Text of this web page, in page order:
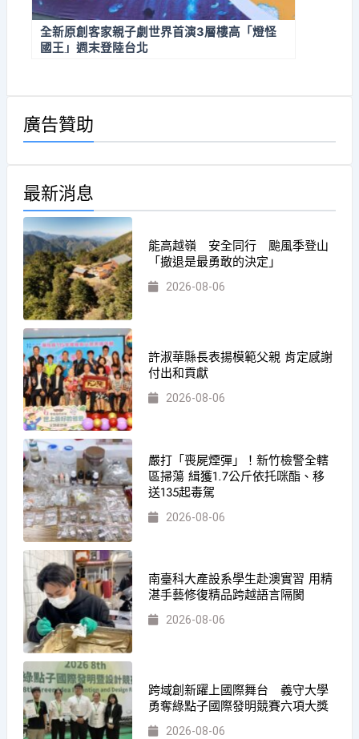
全新原創客家親子劇世界首演3層樓高「燈怪
國王」週末登陸台北
廣告贊助
最新消息
能高越嶺 安全同行 颱風季登山
「撤退是最勇敢的決定」
2026-08-06
許淑華縣長表揚模範父親 肯定感謝
付出和貢獻
2026-08-06
嚴打「喪屍煙彈」！新竹檢警全轄
區掃蕩 緝獲1.7公斤依托咪酯、移
送135起毒駕
2026-08-06
南臺科大產設系學生赴澳實習 用精
湛手藝修復精品跨越語言隔閡
2026-08-06
跨域創新躍上國際舞台 義守大學
勇奪綠點子國際發明競賽六項大獎
2026-08-06